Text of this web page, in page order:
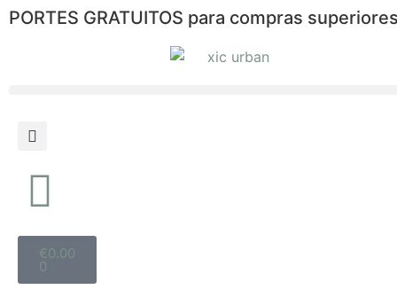
PORTES GRATUITOS para compras
€0.00
0